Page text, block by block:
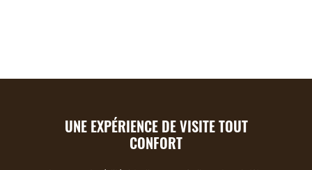
UNE EXPÉRIENCE DE VISITE TOUT
CONFORT